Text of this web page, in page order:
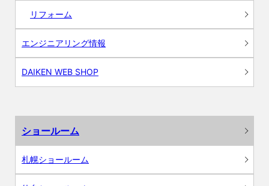
リフォーム
エンジニアリング情報
DAIKEN WEB SHOP
ショールーム
札幌ショールーム